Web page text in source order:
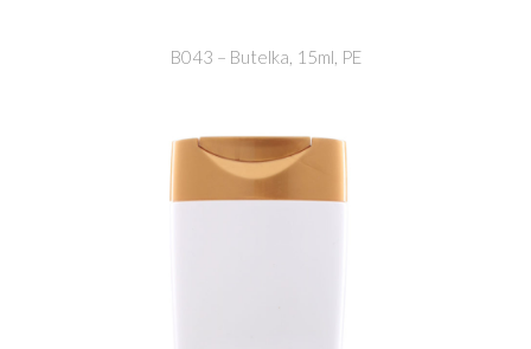
B043 – Butelka, 15ml, PE